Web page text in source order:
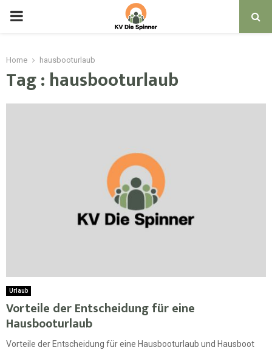
PRIMARY
Home hausbooturlaub
Tag : hausbooturlaub
Urlaub
Vorteile der Entscheidung für eine
Hausbooturlaub
Vorteile der Entscheidung für eine Hausbooturlaub und Hausboot